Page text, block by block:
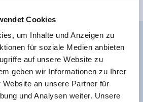
Cookies
um Inhalte und Anzeigen zu
für soziale Medien anbieten
auf unsere Website zu
geben wir Informationen zu Ihrer
Website an unsere Partner für
und Analysen weiter. Unsere
de natuur